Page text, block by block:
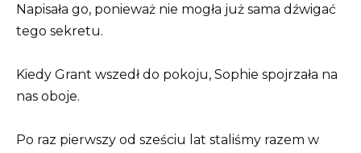
Napisała go, ponieważ nie mogła już sama dźwigać
tego sekretu.
Kiedy Grant wszedł do pokoju, Sophie spojrzała na
nas oboje.
Po raz pierwszy od sześciu lat staliśmy razem w